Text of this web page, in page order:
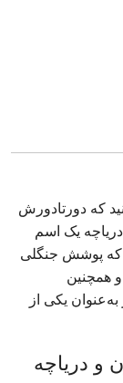
که دورتادورش
یک اسم
که پوشش جنگلی
همچنین
یکی از
و دریاچه